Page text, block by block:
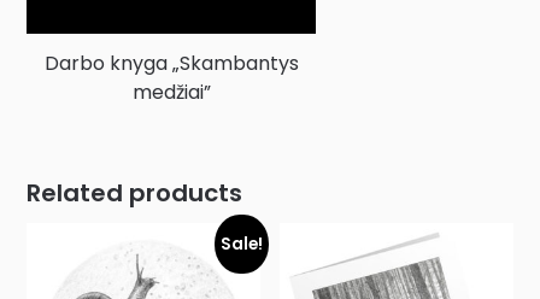
Darbo knyga „Skambantys
medžiai”
Related products
Sale!